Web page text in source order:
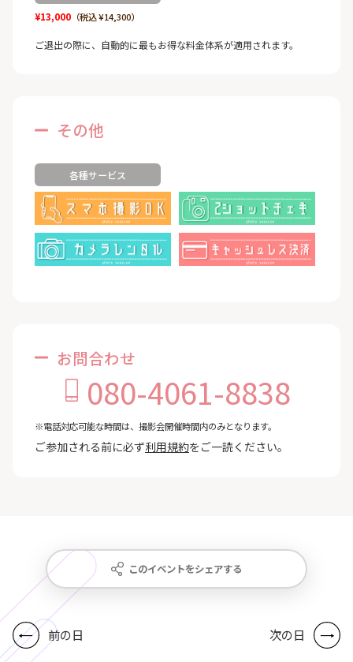
¥13,000（税込 ¥14,300）
ご退出の際に、自動的に最もお得な料金体系が適用されます。
その他
各種サービス
お問合わせ
080-4061-8838
※電話対応可能な時間は、撮影会開催時間内のみとなります。
ご参加される前に必ず利用規約をご一読ください。
このイベントをシェアする
前の日 次の日